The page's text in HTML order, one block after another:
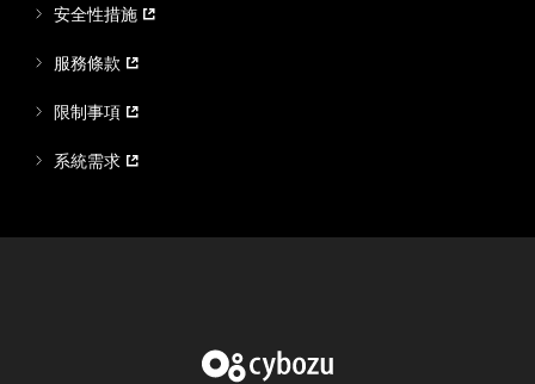
安全性措施
服務條款
限制事項
系統需求